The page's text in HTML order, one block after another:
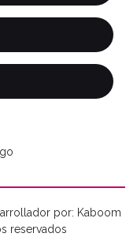
por: Kaboom
reservados